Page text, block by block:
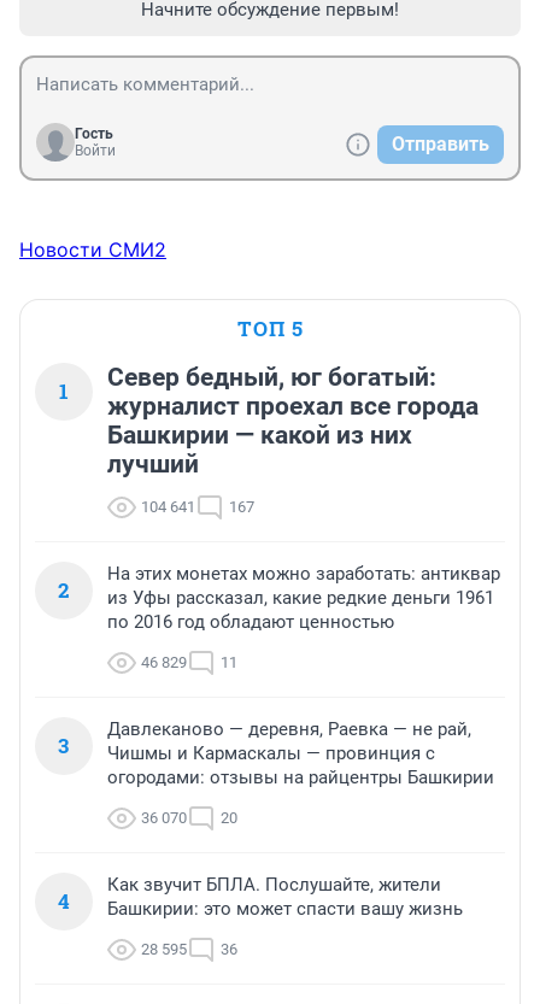
Начните обсуждение первым!
Гость
Войти
Отправить
Новости СМИ2
ТОП 5
1
Север бедный, юг богатый:
журналист проехал все города
Башкирии — какой из них
лучший
104 641 167
2
На этих монетах можно заработать: антиквар
из Уфы рассказал, какие редкие деньги 1961
по 2016 год обладают ценностью
46 829 11
3
Давлеканово — деревня, Раевка — не рай,
Чишмы и Кармаскалы — провинция с
огородами: отзывы на райцентры Башкирии
36 070 20
4
Как звучит БПЛА. Послушайте, жители
Башкирии: это может спасти вашу жизнь
28 595 36